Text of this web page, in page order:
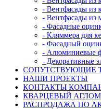
- Вентфасады из
- Вентфасады из
- Фасадные
- Кляммера для
- Фасадный
- Алюминиевые
- Декоративные
СОПУТСТВУЮЩИЕ
НАШИ ПРОЕКТЫ
КОНТАКТЫ
КВАРЦЕВЫЙ
РАСПРОДАЖА ПО